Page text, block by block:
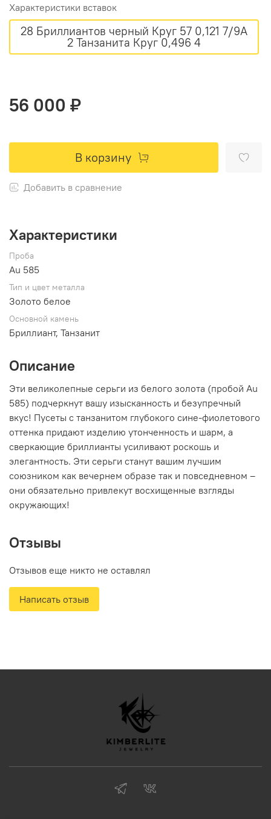
Характеристики вставок
28 Бриллиантов черный Круг 57 0,121 7/9А
2 Танзанита Круг 0,496 4
56 000 ₽
В корзину
Добавить в сравнение
Характеристики
Проба
Au 585
Тип и цвет металла
Золото белое
Основной камень
Бриллиант, Танзанит
Описание
Эти великолепные серьги из белого золота (пробой Au
585) подчеркнут вашу изысканность и безупречный
вкус! Пусеты с танзaнитом глубокого сине-фиолетового
оттенка придают изделию утонченность и шарм, а
сверкающие бриллианты усиливают роскошь и
элегантность. Эти серьги станут вашим лучшим
союзником как вечернем образе так и повседневном –
они обязательно привлекут восхищенные взгляды
окружающих!
Отзывы
Отзывов еще никто не оставлял
Написать отзыв